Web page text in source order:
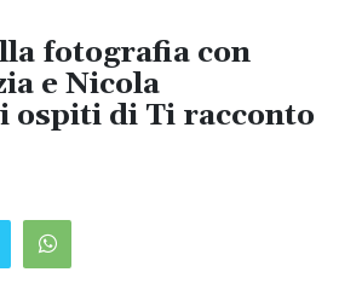
fotografia con
e Nicola
ospiti di Ti racconto